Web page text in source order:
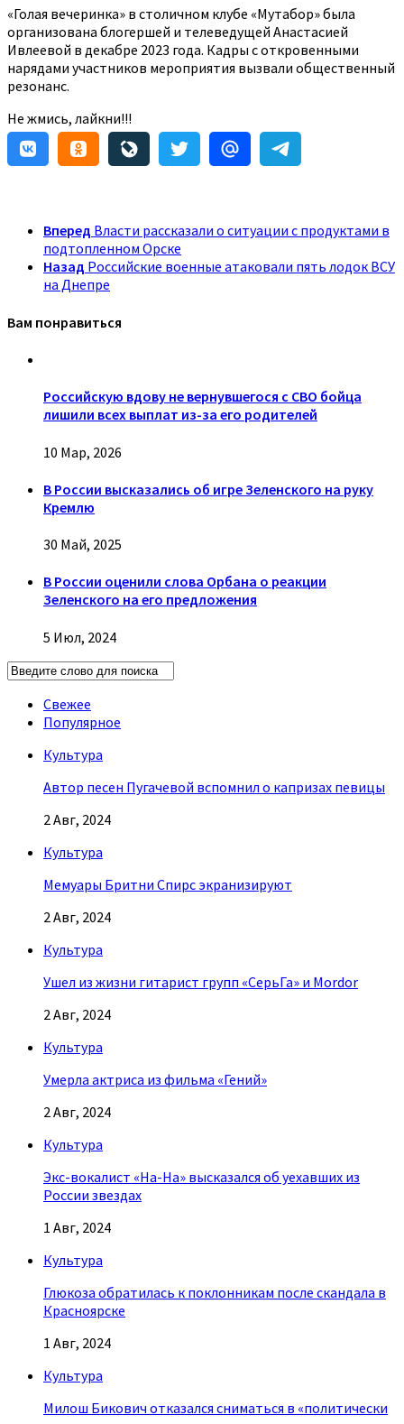
«Голая вечеринка» в столичном клубе «Мутабор» была
организована блогершей и телеведущей Анастасией
Ивлеевой в декабре 2023 года. Кадры с откровенными
нарядами участников мероприятия вызвали общественный
резонанс.
Не жмись, лайкни!!!
Вперед Власти рассказали о ситуации с продуктами в
подтопленном Орске
Назад Российские военные атаковали пять лодок ВСУ
на Днепре
Вам понравиться
Российскую вдову не вернувшегося с СВО бойца
лишили всех выплат из-за его родителей
10 Мар, 2026
В России высказались об игре Зеленского на руку
Кремлю
30 Май, 2025
В России оценили слова Орбана о реакции
Зеленского на его предложения
5 Июл, 2024
Свежее
Популярное
Культура
Автор песен Пугачевой вспомнил о капризах певицы
2 Авг, 2024
Культура
Мемуары Бритни Спирс экранизируют
2 Авг, 2024
Культура
Ушел из жизни гитарист групп «СерьГа» и Mordor
2 Авг, 2024
Культура
Умерла актриса из фильма «Гений»
2 Авг, 2024
Культура
Экс-вокалист «На-На» высказался об уехавших из
России звездах
1 Авг, 2024
Культура
Глюкоза обратилась к поклонникам после скандала в
Красноярске
1 Авг, 2024
Культура
Милош Бикович отказался сниматься в «политически